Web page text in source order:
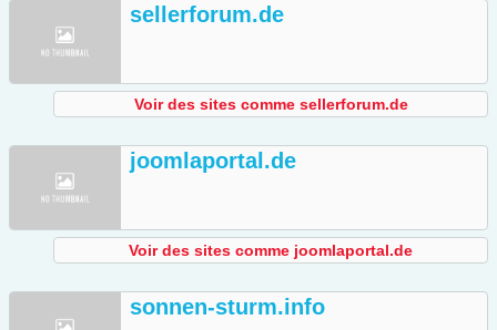
sellerforum.de
Voir des sites comme sellerforum.de
joomlaportal.de
Voir des sites comme joomlaportal.de
sonnen-sturm.info